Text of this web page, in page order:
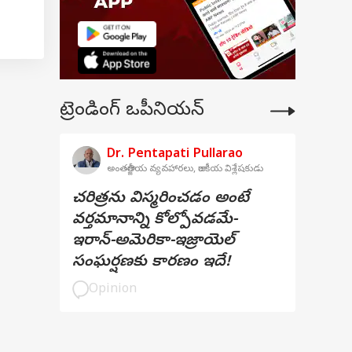
ట్రెండింగ్ ఒపీనియన్
Dr. Pentapati Pullarao
అంతర్జాతీయ వ్యవహారలు, రాజకీయ విశ్లేషకుడు
చరిత్రను విస్మరించడం అంటే
వర్తమానాన్ని కోల్పోవడమే-
ఇరాన్-అమెరికా-ఇజ్రాయెల్
సంఘర్షణకు కారణం ఇదే!
Opinion